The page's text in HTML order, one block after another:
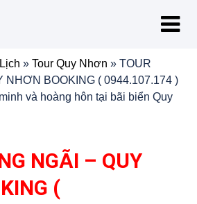
» Tour Quy Nhơn » TOUR
NHƠN BOOKING ( 0944.107.174 )
và hoàng hôn tại bãi biển Quy
NGÃI – QUY
(